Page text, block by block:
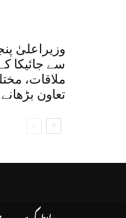
وزیراعلیٰ
سے جائیکا
ملاقات،
تعاون